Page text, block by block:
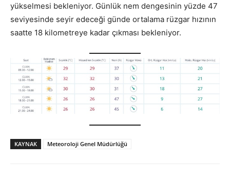
yükselmesi bekleniyor. Günlük nem dengesinin yüzde 47
seviyesinde seyir edeceği günde ortalama rüzgar hızının
saatte 18 kilometreye kadar çıkması bekleniyor.
KAYNAK Meteoroloji Genel Müdürlüğü